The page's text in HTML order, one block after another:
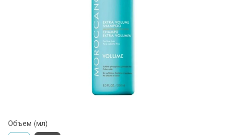
Объем (мл)